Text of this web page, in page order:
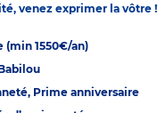
venez exprimer la vôtre !
(min 1550€/an)
Prime anniversaire